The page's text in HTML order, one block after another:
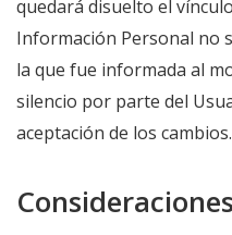
quedará disuelto el
Información Personal no
la que fue informada al
silencio por parte del
aceptación de los cambios.